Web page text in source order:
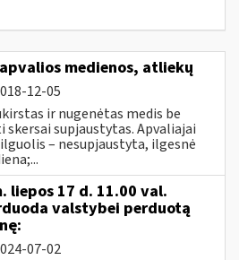
medienos, atliekų
12-05
ir nugenėtas medis be
skersai supjaustytas. Apvaliajai
– nesupjaustyta, ilgesnė
liepos 17 d. 11.00 val.
valstybei perduotą
07-02